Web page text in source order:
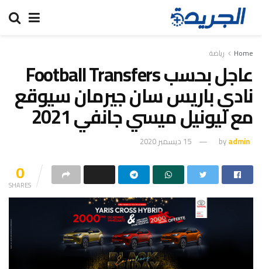
Home رياضة
عاجل بحسب Football Transfers
نادي باريس سان جيرمان سيوقع
مع ليونيل ميسي جانفي 2021
byadmin 15 ديسمبر 2020
0
SHARES